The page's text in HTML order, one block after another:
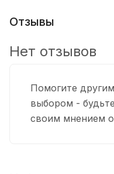
Отзывы
Помогите
выбором -
своим мнением
Нет отзывов